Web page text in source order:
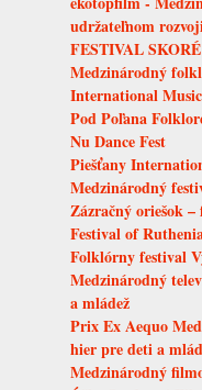
udržateľnom
FESTIVAL
Medzinárodný
International
Pod Poľana
Nu Dance Fest
Piešťany
Medzinárodný
Zázračný oriešok
Festival of
Folklórny festival
Medzinárodný
a mládež
Prix Ex Aequo
hier pre deti a
Medzinárodný